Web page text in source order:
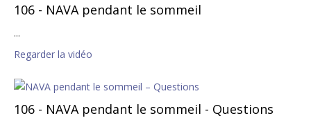
106 - NAVA pendant le sommeil
...
Regarder la vidéo
106 - NAVA pendant le sommeil - Questions